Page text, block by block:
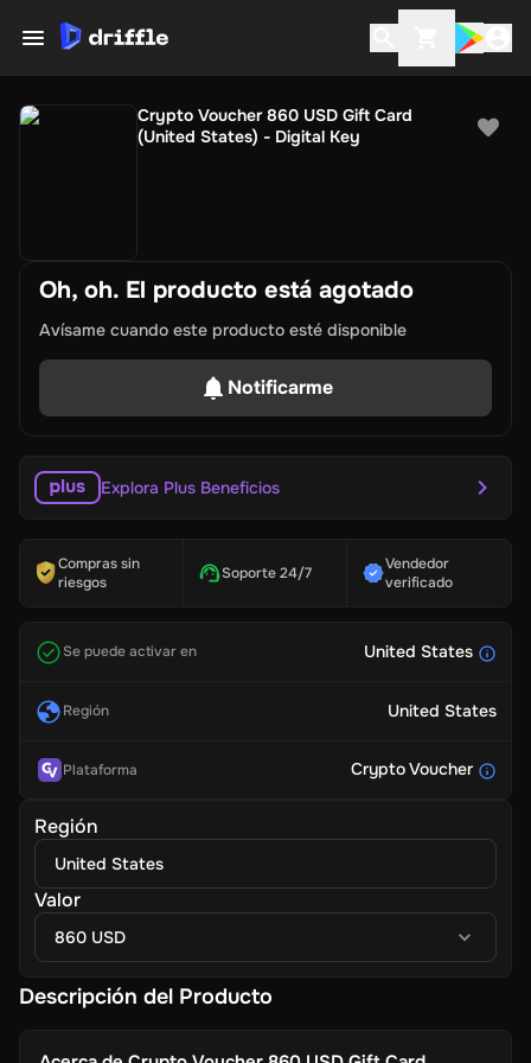
Crypto Voucher 860 USD Gift Card
(United States) - Digital Key
Oh, oh. El producto está agotado
Avísame cuando este producto esté disponible
Notificarme
Explora Plus Beneficios
Compras sin
riesgos
Soporte 24/7
Vendedor
verificado
Se puede activar en United States
Región United States
Plataforma Crypto Voucher
Región
United States
Valor
860 USD
Descripción del Producto